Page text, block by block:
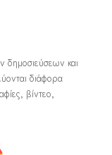
δημοσιεύσεων και
διάφορα
βίντεο,